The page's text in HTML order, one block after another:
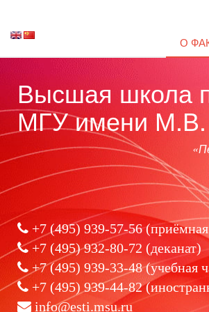
О
Высшая школа
МГУ имени М.В.
+7 (495) 939-57-56
+7 (495) 932-80-72 (деканат)
+7 (495) 939-33-48 (учебная
+7 (495) 939-44-82
info@esti.msu.ru